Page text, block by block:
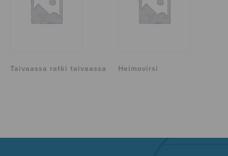
Taivaassa ratki taivaassa Heimovirsi